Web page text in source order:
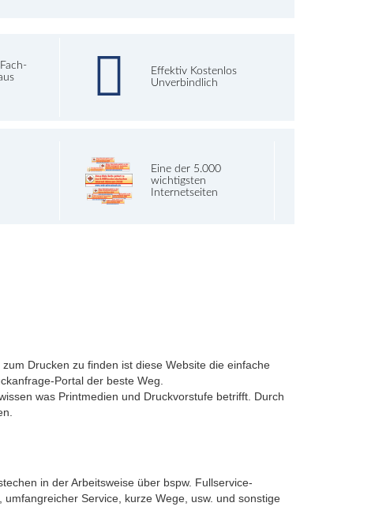
Effektiv Kostenlos
Unverbindlich
Eine der 5.000
wichtigsten
Internetseiten
Drucken zu finden ist diese Website die einfache
Portal der beste Weg.
was Printmedien und Druckvorstufe betrifft. Durch
in der Arbeitsweise über bspw. Fullservice-
Service, kurze Wege, usw. und sonstige